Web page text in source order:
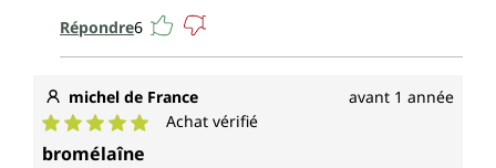
Répondre6
michel de France avant 1 année
Note moyenne de 5 sur 5 étoiles
Achat vérifié
bromélaîne